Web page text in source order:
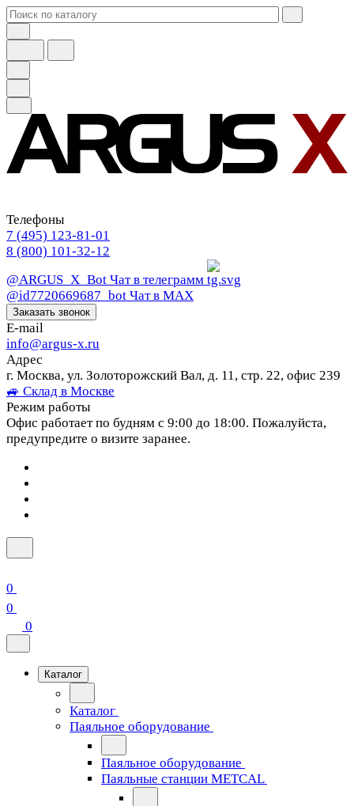
Телефоны
7 (495) 123-81-01
8 (800) 101-32-12
@ARGUS_X_Bot Чат в телеграмм
@id7720669687_bot Чат в МАХ
Заказать звонок
E-mail
info@argus-x.ru
Адрес
г. Москва, ул. Золоторожский Вал, д. 11, стр. 22, офис 239
🚙 Склад в Москве
Режим работы
Офис работает по будням с 9:00 до 18:00. Пожалуйста,
предупредите о визите заранее.
0
0
0
Каталог
Каталог
Паяльное оборудование
Паяльное оборудование
Паяльные станции METCAL